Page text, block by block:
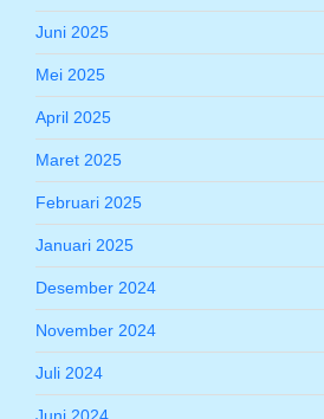
Juni 2025
Mei 2025
April 2025
Maret 2025
Februari 2025
Januari 2025
Desember 2024
November 2024
Juli 2024
Juni 2024